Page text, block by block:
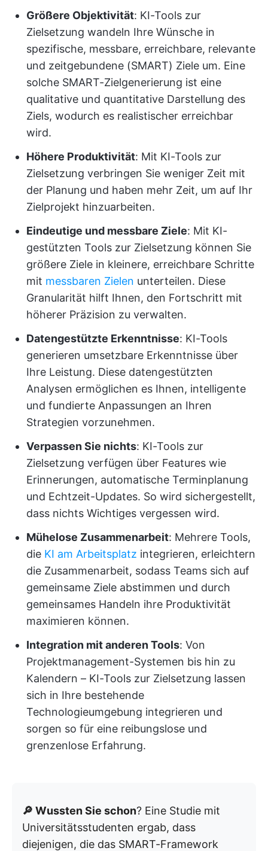
Größere Objektivität: KI-Tools zur
Zielsetzung wandeln Ihre Wünsche in
spezifische, messbare, erreichbare, relevante
und zeitgebundene (SMART) Ziele um. Eine
solche SMART-Zielgenerierung ist eine
qualitative und quantitative Darstellung des
Ziels, wodurch es realistischer erreichbar
wird.
Höhere Produktivität: Mit KI-Tools zur
Zielsetzung verbringen Sie weniger Zeit mit
der Planung und haben mehr Zeit, um auf Ihr
Zielprojekt hinzuarbeiten.
Eindeutige und messbare Ziele: Mit KI-
gestützten Tools zur Zielsetzung können Sie
größere Ziele in kleinere, erreichbare Schritte
mit messbaren Zielen unterteilen. Diese
Granularität hilft Ihnen, den Fortschritt mit
höherer Präzision zu verwalten.
Datengestützte Erkenntnisse: KI-Tools
generieren umsetzbare Erkenntnisse über
Ihre Leistung. Diese datengestützten
Analysen ermöglichen es Ihnen, intelligente
und fundierte Anpassungen an Ihren
Strategien vorzunehmen.
Verpassen Sie nichts: KI-Tools zur
Zielsetzung verfügen über Features wie
Erinnerungen, automatische Terminplanung
und Echtzeit-Updates. So wird sichergestellt,
dass nichts Wichtiges vergessen wird.
Mühelose Zusammenarbeit: Mehrere Tools,
die KI am Arbeitsplatz integrieren, erleichtern
die Zusammenarbeit, sodass Teams sich auf
gemeinsame Ziele abstimmen und durch
gemeinsames Handeln ihre Produktivität
maximieren können.
Integration mit anderen Tools: Von
Projektmanagement-Systemen bis hin zu
Kalendern – KI-Tools zur Zielsetzung lassen
sich in Ihre bestehende
Technologieumgebung integrieren und
sorgen so für eine reibungslose und
grenzenlose Erfahrung.
🔎 Wussten Sie schon? Eine Studie mit
Universitätsstudenten ergab, dass
diejenigen, die das SMART-Framework